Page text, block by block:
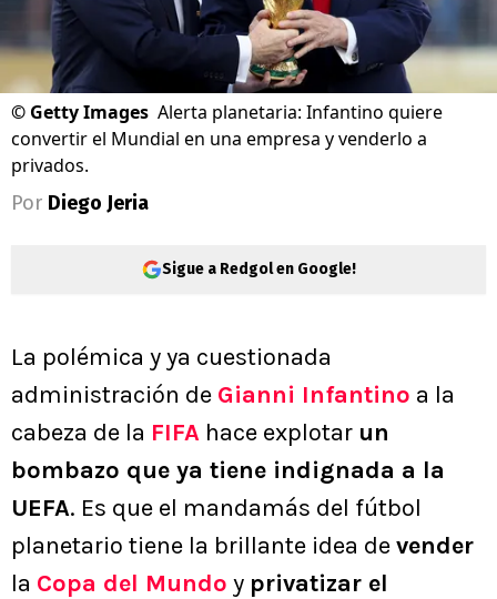
© Getty Images Alerta planetaria: Infantino quiere
convertir el Mundial en una empresa y venderlo a
privados.
Por Diego Jeria
Sigue a Redgol en Google!
La polémica y ya cuestionada
administración de Gianni Infantino a la
cabeza de la FIFA hace explotar un
bombazo que ya tiene indignada a la
UEFA. Es que el mandamás del fútbol
planetario tiene la brillante idea devender
la Copa del Mundo y privatizar el